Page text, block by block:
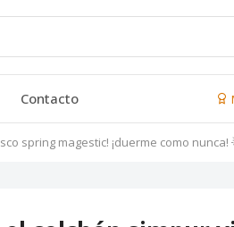
Contacto
spring magestic! ¡duerme como nunca!